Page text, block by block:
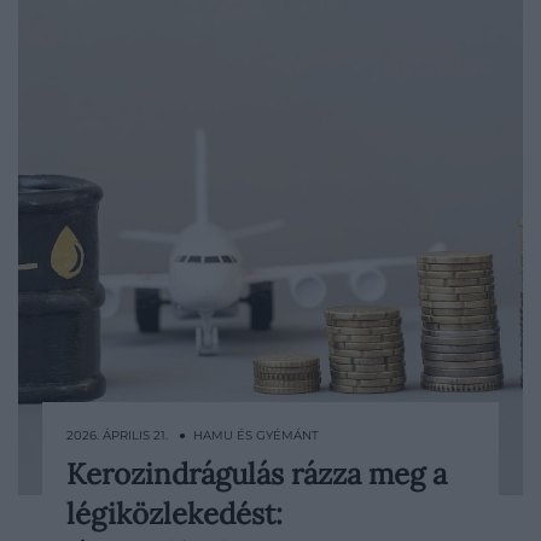
A közel-keleti feszültség és az olajpiaci
bizonytalanság már a légiközlekedésben
2026. ÁPRILIS 21. ● HAMU ÉS GYÉMÁNT
Kerozindrágulás rázza meg a
légiközlekedést: